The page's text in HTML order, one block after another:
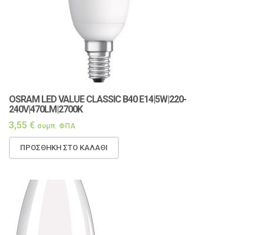
OSRAM LED VALUE CLASSIC Β40 E14|5W|220-
240V|470LM|2700K
3,55 € συμπ. ΦΠΑ
ΠΡΟΣΘΉΚΗ ΣΤΟ ΚΑΛΆΘΙ